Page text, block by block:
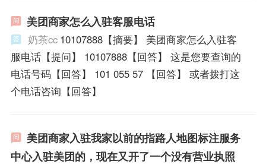
美团商家怎么入驻客服电话
奶茶cc 10107888【摘要】 美团商家怎么入驻客
服电话【提问】 10107888【回答】 这是您要查询的
电话号码【回答】 101 055 57 【回答】 或者拨打这
个电话咨询【回答】
美团商家入驻我家以前的指路人地图标注服务
中心入驻美团的，现在又开了一个没有营业执照